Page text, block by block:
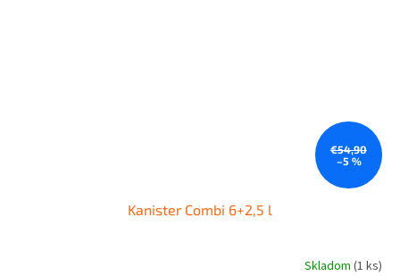
€54,90
–5 %
Kanister Combi 6+2,5 l
Skladom (1 ks)